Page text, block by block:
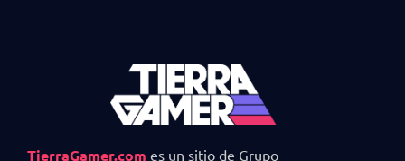
TierraGamer.com es un sitio de Grupo